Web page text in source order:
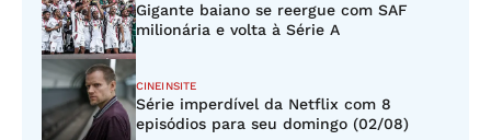
Gigante baiano se reergue com SAF
milionária e volta à Série A
CINEINSITE
Série imperdível da Netflix com 8
episódios para seu domingo (02/08)